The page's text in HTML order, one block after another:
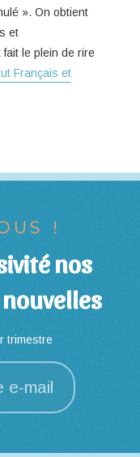
». On obtient
et
le plein de rire
Français et
!
nos
trimestre
e-mail